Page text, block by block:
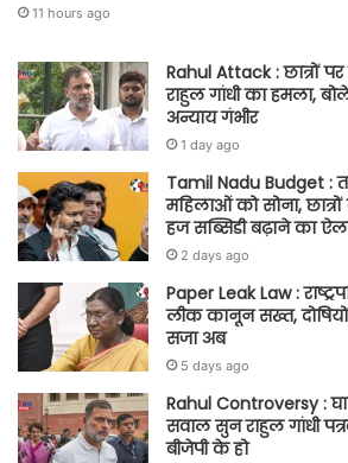
11 hours ago
Rahul Attack : छात्रों
राहुल गांधी का हमला,
अन्याय गंभीर
1 day ago
Tamil Nadu Budget :
महिलाओं को सोना,
हज सब्सिडी बढ़ाने का
2 days ago
Paper Leak Law :
लीक कानून सख्त, दोषियों
सजा अब
5 days ago
Rahul Controversy :
सवाल सुन राहुल गांधी
बीजेपी के हो